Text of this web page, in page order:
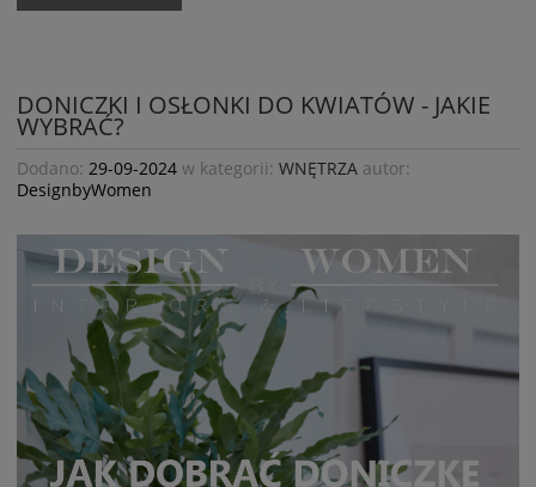
DONICZKI I OSŁONKI DO KWIATÓW - JAKIE
WYBRAĆ?
Dodano: 29-09-2024 w kategorii: WNĘTRZA autor:
DesignbyWomen